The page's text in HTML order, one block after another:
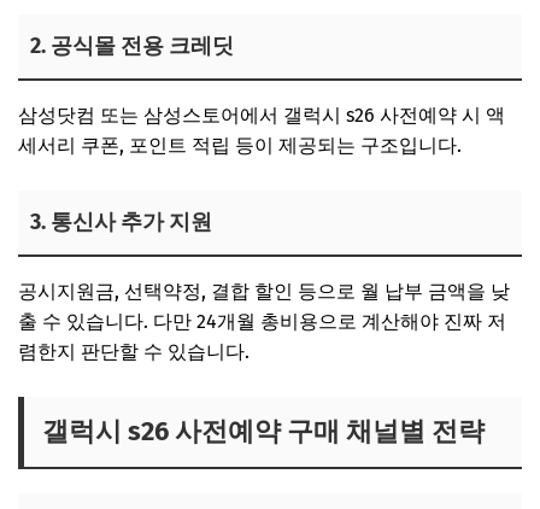
2. 공식몰 전용 크레딧
삼성닷컴 또는 삼성스토어에서 갤럭시 s26 사전예약 시 액
세서리 쿠폰, 포인트 적립 등이 제공되는 구조입니다.
3. 통신사 추가 지원
공시지원금, 선택약정, 결합 할인 등으로 월 납부 금액을 낮
출 수 있습니다. 다만 24개월 총비용으로 계산해야 진짜 저
렴한지 판단할 수 있습니다.
갤럭시 s26 사전예약 구매 채널별 전략